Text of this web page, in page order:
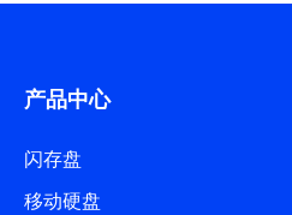
产品中心
闪存盘
移动硬盘